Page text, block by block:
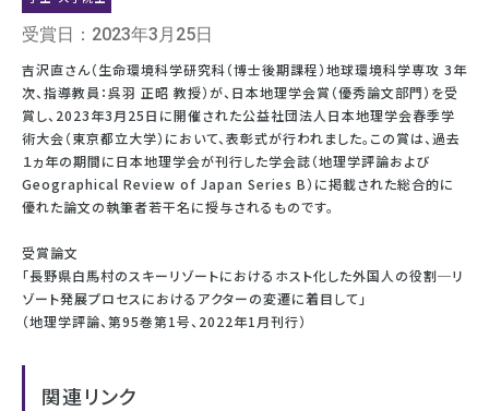
受賞日：2023年3月25日
吉沢直さん（生命環境科学研究科（博士後期課程）地球環境科学専攻 3年
次、指導教員：呉羽 正昭 教授）が、日本地理学会賞（優秀論文部門）を受
賞し、2023年3月25日に開催された公益社団法人日本地理学会春季学
術大会（東京都立大学）において、表彰式が行われました。この賞は、過去
１ヵ年の期間に日本地理学会が刊行した学会誌（地理学評論および
Geographical Review of Japan Series B）に掲載された総合的に
優れた論文の執筆者若干名に授与されるものです。
受賞論文
「長野県白馬村のスキーリゾートにおけるホスト化した外国人の役割─リ
ゾート発展プロセスにおけるアクターの変遷に着目して」
（地理学評論、第95巻第1号、2022年1月刊行）
関連リンク